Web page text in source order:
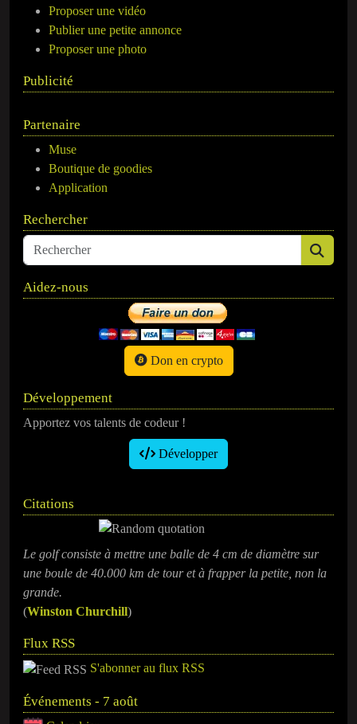
Proposer une vidéo
Publier une petite annonce
Proposer une photo
Publicité
Partenaire
Muse
Boutique de goodies
Application
Rechercher
Aidez-nous
Don en crypto
Développement
Apportez vos talents de codeur !
Développer
Citations
Le golf consiste à mettre une balle de 4 cm de diamètre sur
une boule de 40.000 km de tour et à frapper la petite, non la
grande.
(Winston Churchill)
Flux RSS
S'abonner au flux RSS
Événements - 7 août